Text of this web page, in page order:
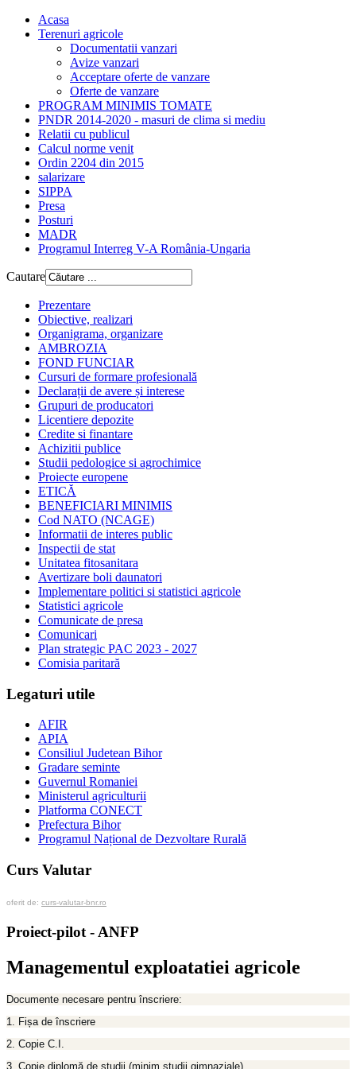
Acasa
Terenuri agricole
Documentatii vanzari
Avize vanzari
Acceptare oferte de vanzare
Oferte de vanzare
PROGRAM MINIMIS TOMATE
PNDR 2014-2020 - masuri de clima si mediu
Relatii cu publicul
Calcul norme venit
Ordin 2204 din 2015
salarizare
SIPPA
Presa
Posturi
MADR
Programul Interreg V-A România-Ungaria
Cautare
Prezentare
Obiective, realizari
Organigrama, organizare
AMBROZIA
FOND FUNCIAR
Cursuri de formare profesională
Declarații de avere și interese
Grupuri de producatori
Licentiere depozite
Credite si finantare
Achizitii publice
Studii pedologice si agrochimice
Proiecte europene
ETICĂ
BENEFICIARI MINIMIS
Cod NATO (NCAGE)
Informatii de interes public
Inspectii de stat
Unitatea fitosanitara
Avertizare boli daunatori
Implementare politici si statistici agricole
Statistici agricole
Comunicate de presa
Comunicari
Plan strategic PAC 2023 - 2027
Comisia paritară
Legaturi utile
AFIR
APIA
Consiliul Judetean Bihor
Gradare seminte
Guvernul Romaniei
Ministerul agriculturii
Platforma CONECT
Prefectura Bihor
Programul Național de Dezvoltare Rurală
Curs Valutar
oferit de: curs-valutar-bnr.ro
Proiect-pilot - ANFP
Managementul exploatatiei agricole
Documente necesare pentru înscriere:
1. Fișa de înscriere
2. Copie C.I.
3. Copie diplomă de studii (minim studii gimnaziale)